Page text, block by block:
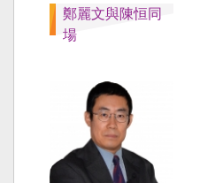
鄭麗文與陳恒同
場